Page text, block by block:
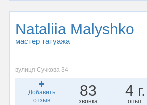
Nataliia Malyshko
мастер татуажа
вулиця Сучкова 34
Добавить
отзыв
83
звонка
4 г.
опыт